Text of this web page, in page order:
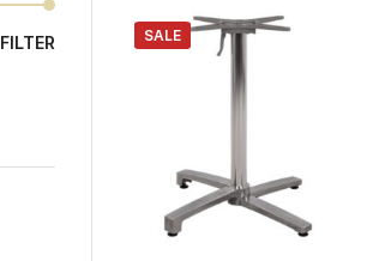
SALE
FILTER